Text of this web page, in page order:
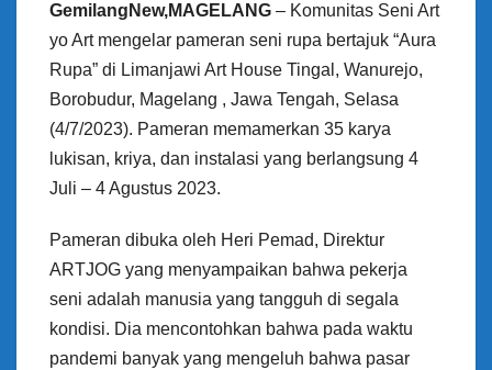
GemilangNew,MAGELANG – Komunitas Seni Art
yo Art mengelar pameran seni rupa bertajuk “Aura
Rupa” di Limanjawi Art House Tingal, Wanurejo,
Borobudur, Magelang , Jawa Tengah, Selasa
(4/7/2023). Pameran memamerkan 35 karya
lukisan, kriya, dan instalasi yang berlangsung 4
Juli – 4 Agustus 2023.
Pameran dibuka oleh Heri Pemad, Direktur
ARTJOG yang menyampaikan bahwa pekerja
seni adalah manusia yang tangguh di segala
kondisi. Dia mencontohkan bahwa pada waktu
pandemi banyak yang mengeluh bahwa pasar